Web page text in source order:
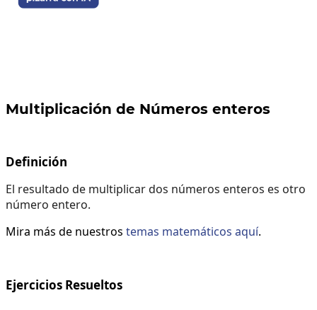
Multiplicación de Números enteros
Definición
El resultado de multiplicar dos números enteros es otro
número entero.
Mira más de nuestros temas matemáticos aquí.
Ejercicios Resueltos